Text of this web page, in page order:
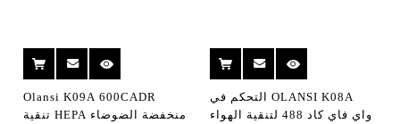
OLANSI K08A التحكم في
واي فاي كاد 488 لتنقية الهواء
Olansi K09A 600CADR
منخفضة الضوضاء HEPA تنقية